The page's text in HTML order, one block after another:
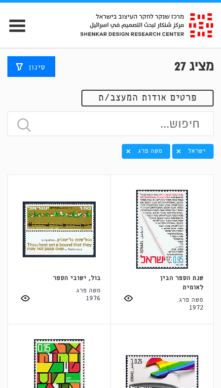
מציג27 סינון
פרטים אודות המעצב/ת
ישראל משה פרג
שנת הספר הבין
לאומית
משה פרג
1972
בול, ישובי הספר
משה פרג
1976